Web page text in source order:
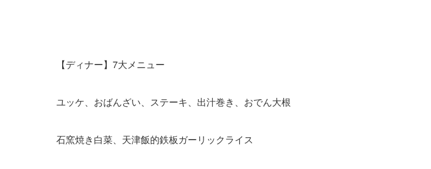
【ディナー】7大メニュー
ユッケ、おばんざい、ステーキ、出汁巻き、おでん大根
石窯焼き白菜、天津飯的鉄板ガーリックライス